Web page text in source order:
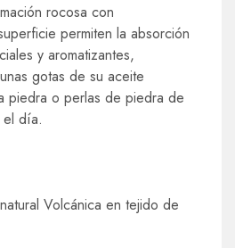
rocosa con
permiten la absorción
y aromatizantes,
gotas de su aceite
piedra o perlas de piedra de
el día.
Volcánica en tejido de